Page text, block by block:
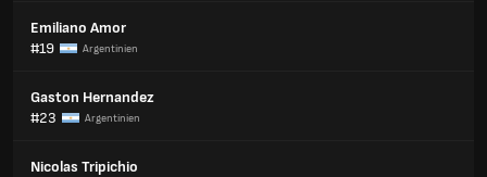
Emiliano Amor
#19
Argentinien
Gaston Hernandez
#23
Argentinien
Nicolas Tripichio